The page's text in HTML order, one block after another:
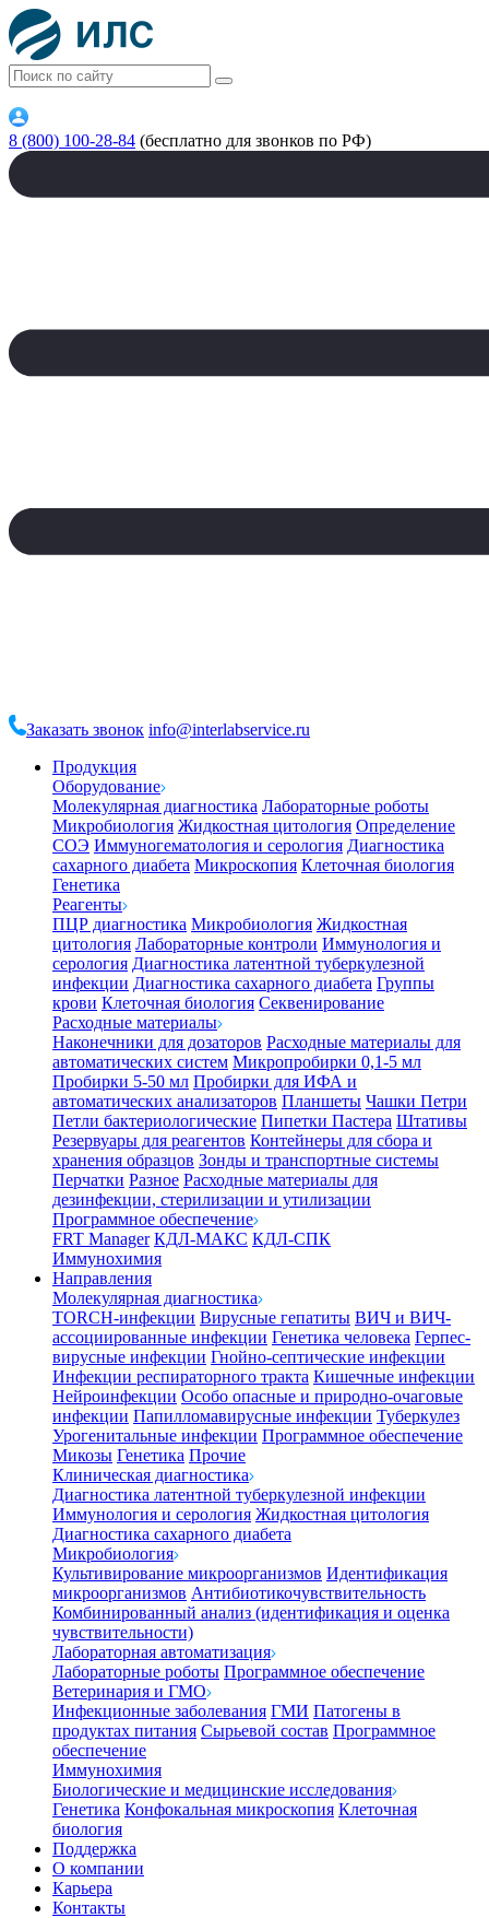
8 (800) 100-28-84 (бесплатно для звонков по РФ)
Заказать звонок info@interlabservice.ru
Продукция
Оборудование
Молекулярная диагностика Лабораторные роботы
Микробиология Жидкостная цитология Определение
СОЭ Иммуногематология и серология Диагностика
сахарного диабета Микроскопия Клеточная биология
Генетика
Реагенты
ПЦР диагностика Микробиология Жидкостная
цитология Лабораторные контроли Иммунология и
серология Диагностика латентной туберкулезной
инфекции Диагностика сахарного диабета Группы
крови Клеточная биология Секвенирование
Расходные материалы
Наконечники для дозаторов Расходные материалы для
автоматических систем Микропробирки 0,1-5 мл
Пробирки 5-50 мл Пробирки для ИФА и
автоматических анализаторов Планшеты Чашки Петри
Петли бактериологические Пипетки Пастера Штативы
Резервуары для реагентов Контейнеры для сбора и
хранения образцов Зонды и транспортные системы
Перчатки Разное Расходные материалы для
дезинфекции, стерилизации и утилизации
Программное обеспечение
FRT Manager КДЛ-МАКС КДЛ-СПК
Иммунохимия
Направления
Молекулярная диагностика
TORCH-инфекции Вирусные гепатиты ВИЧ и ВИЧ-
ассоциированные инфекции Генетика человека Герпес-
вирусные инфекции Гнойно-септические инфекции
Инфекции респираторного тракта Кишечные инфекции
Нейроинфекции Особо опасные и природно-очаговые
инфекции Папилломавирусные инфекции Туберкулез
Урогенитальные инфекции Программное обеспечение
Микозы Генетика Прочие
Клиническая диагностика
Диагностика латентной туберкулезной инфекции
Иммунология и серология Жидкостная цитология
Диагностика сахарного диабета
Микробиология
Культивирование микроорганизмов Идентификация
микроорганизмов Антибиотикочувствительность
Комбинированный анализ (идентификация и оценка
чувствительности)
Лабораторная автоматизация
Лабораторные роботы Программное обеспечение
Ветеринария и ГМО
Инфекционные заболевания ГМИ Патогены в
продуктах питания Сырьевой состав Программное
обеспечение
Иммунохимия
Биологические и медицинские исследования
Генетика Конфокальная микроскопия Клеточная
биология
Поддержка
О компании
Карьера
Контакты